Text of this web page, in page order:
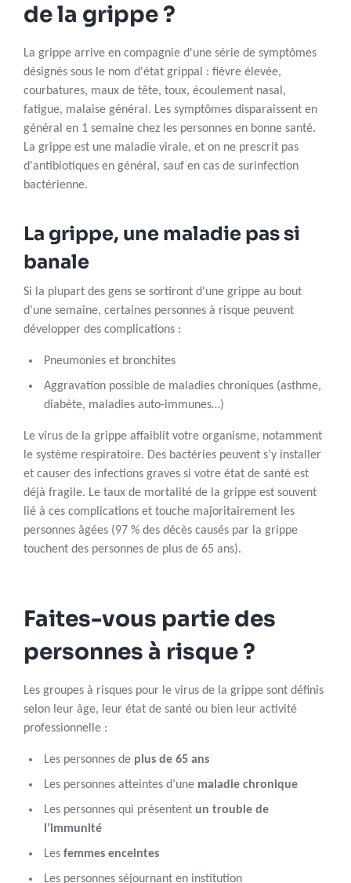
de la grippe ?
La grippe arrive en compagnie d'une série de symptômes
désignés sous le nom d'état grippal : fièvre élevée,
courbatures, maux de tête, toux, écoulement nasal,
fatigue, malaise général. Les symptômes disparaissent en
général en 1 semaine chez les personnes en bonne santé.
La grippe est une maladie virale, et on ne prescrit pas
d'antibiotiques en général, sauf en cas de surinfection
bactérienne.
La grippe, une maladie pas si
banale
Si la plupart des gens se sortiront d'une grippe au bout
d'une semaine, certaines personnes à risque peuvent
développer des complications :
Pneumonies et bronchites
Aggravation possible de maladies chroniques (asthme,
diabète, maladies auto-immunes…)
Le virus de la grippe affaiblit votre organisme, notamment
le système respiratoire. Des bactéries peuvent s’y installer
et causer des infections graves si votre état de santé est
déjà fragile. Le taux de mortalité de la grippe est souvent
lié à ces complications et touche majoritairement les
personnes âgées (97 % des décès causés par la grippe
touchent des personnes de plus de 65 ans).
Faites-vous partie des
personnes à risque ?
Les groupes à risques pour le virus de la grippe sont définis
selon leur âge, leur état de santé ou bien leur activité
professionnelle :
Les personnes de plus de 65 ans
Les personnes atteintes d’une maladie chronique
Les personnes qui présentent un trouble de
l’immunité
Les femmes enceintes
Les personnes séjournant en institution